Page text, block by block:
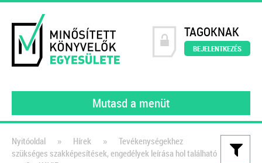
TAGOKNAK
BEJELENTKEZÉS
Mutasd a menüt
Nyitóoldal » Hírek »
Tevékenységekhez
szükséges szakképesítések, engedélyek leírása hol található